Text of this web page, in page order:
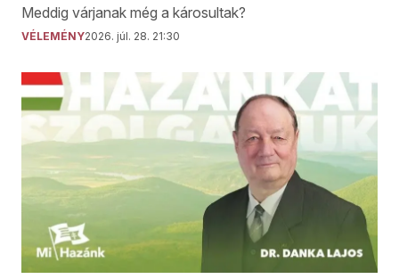
Meddig várjanak még a károsultak?
VÉLEMÉNY2026. júl. 28. 21:30